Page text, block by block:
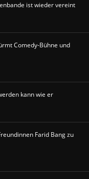
ist wieder vereint
Comedy-Bühne und
kann wie er
Farid Bang zu